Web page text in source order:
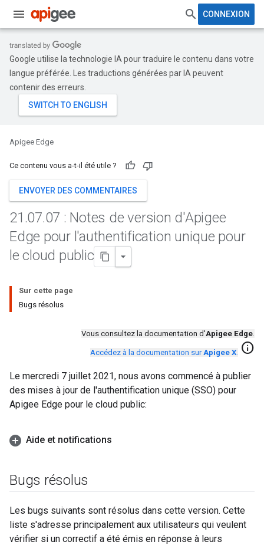
CONNEXION
Google utilise la technologie IA pour traduire le contenu dans votre
langue préférée. Les traductions générées par IA peuvent
contenir des erreurs.
Apigee Edge
Ce contenu vous a-t-il été utile ?
ENVOYER DES COMMENTAIRES
21 .07.07 : Notes de version d'Apigee
Edge pour l'authentification unique pour
le cloud public
Sur cette page
Bugs résolus
Vous consultez la documentation d'Apigee Edge.
Accédez à la documentation surApigee X. info
Le mercredi 7 juillet 2021, nous avons commencé à publier
des mises à jour de l'authentification unique (SSO) pour
Apigee Edge pour le cloud public:
Aide et notifications
Bugs résolus
Les bugs suivants sont résolus dans cette version. Cette
liste s'adresse principalement aux utilisateurs qui veulent
vérifier si un correctif a été émis en réponse à leurs